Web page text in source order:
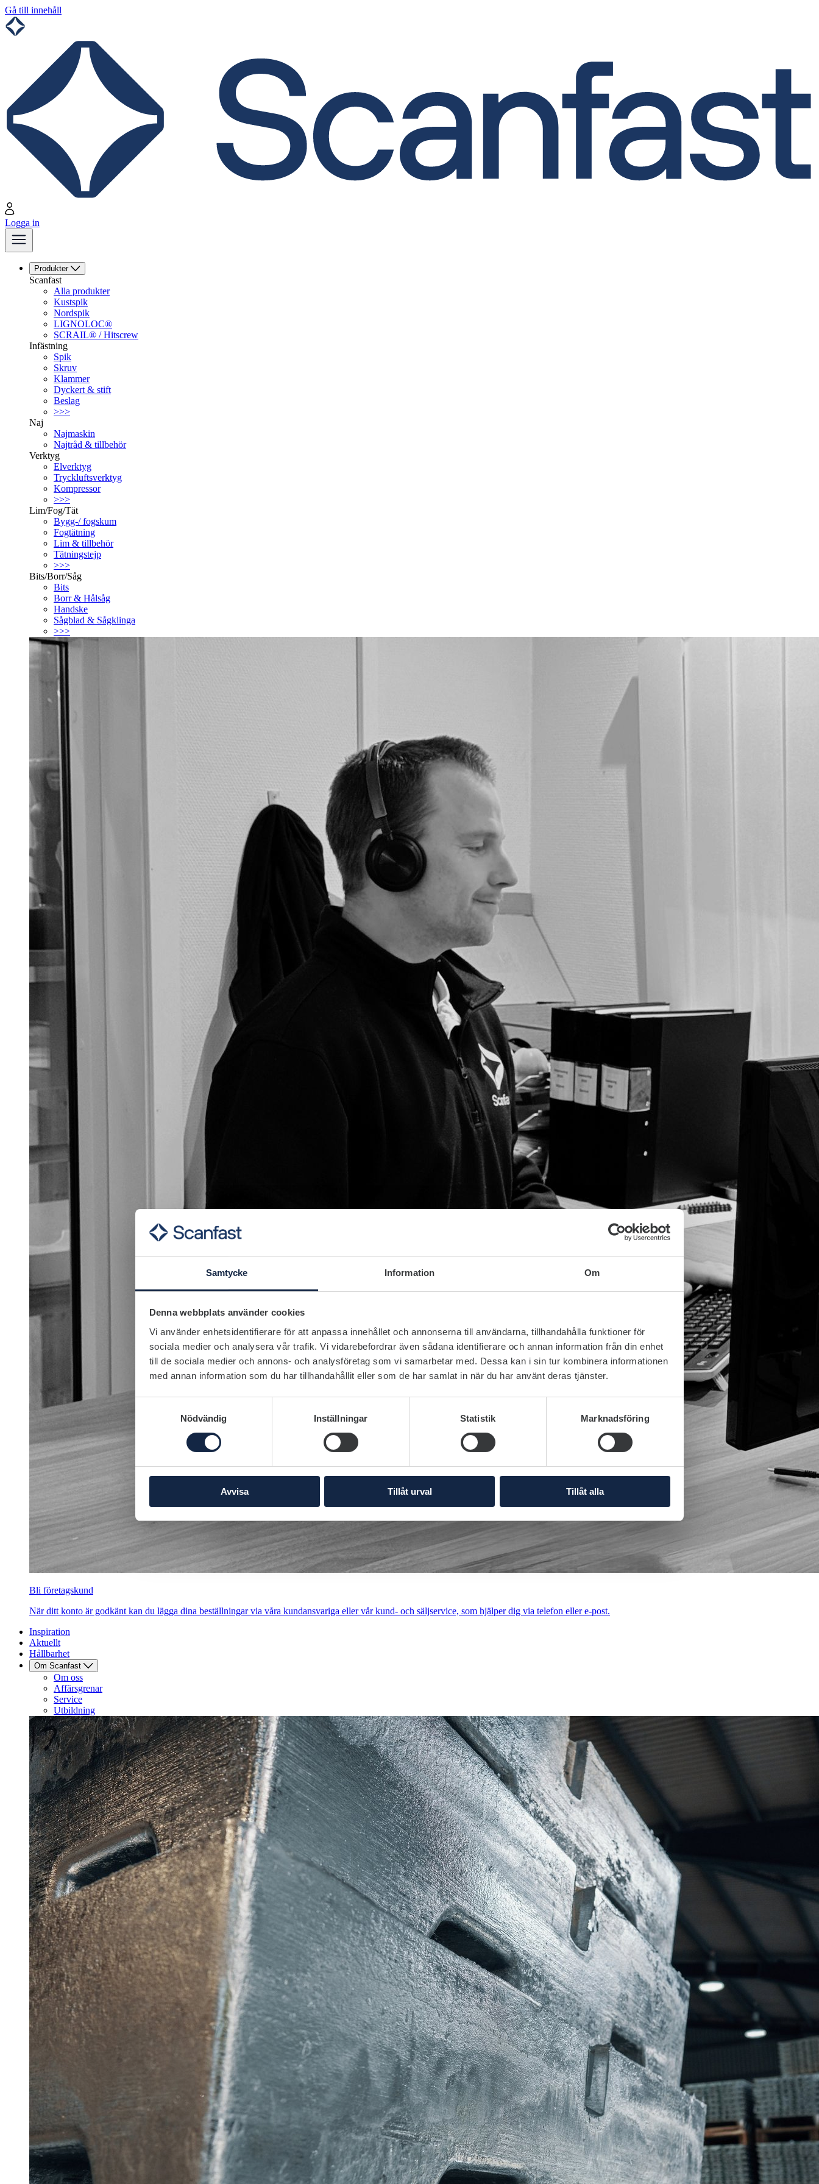
Samtycke Information Om
Denna webbplats använder cookies
Vi använder enhetsidentifierare för att anpassa innehållet och annonserna till användarna, tillhandahålla funktioner för
sociala medier och analysera vår trafik. Vi vidarebefordrar även sådana identifierare och annan information från din enhet
till de sociala medier och annons- och analysföretag som vi samarbetar med. Dessa kan i sin tur kombinera informationen
med annan information som du har tillhandahållit eller som de har samlat in när du har använt deras tjänster.
Nödvändig
Inställningar Statistik Marknadsföring
Avvisa Tillåt urval Tillåt alla
Gå till innehåll
Logga in
Produkter
Scanfast
Alla produkter
Kustspik
Nordspik
LIGNOLOC®
SCRAIL® / Hitscrew
Infästning
Spik
Skruv
Klammer
Dyckert & stift
Beslag
>>>
Naj
Najmaskin
Najtråd & tillbehör
Verktyg
Elverktyg
Tryckluftsverktyg
Kompressor
>>>
Lim/Fog/Tät
Bygg-/ fogskum
Fogtätning
Lim & tillbehör
Tätningstejp
>>>
Bits/Borr/Såg
Bits
Borr & Hålsåg
Handske
Sågblad & Sågklinga
>>>
Bli företagskund
När ditt konto är godkänt kan du lägga dina beställningar via våra kundansvariga eller vår kund- och säljservice, som hjälper dig via telefon eller e-post.
Inspiration
Aktuellt
Hållbarhet
Om Scanfast
Om oss
Affärsgrenar
Service
Utbildning